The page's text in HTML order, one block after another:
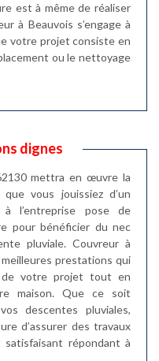
est à même de réaliser
à Beauvois s’engage à
votre projet consiste en
ou le nettoyage
dignes
mettra en œuvre la
vous jouissiez d’un
à l’entreprise pose de
pour bénéficier du nec
pluviale. Couvreur à
prestations qui
de votre projet tout en
maison. Que ce soit
descentes pluviales,
d’assurer des travaux
satisfaisant répondant à